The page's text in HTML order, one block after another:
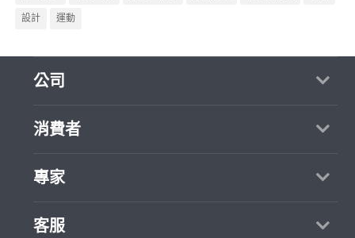
設計 運動
公司
關於我們
部落格
加入我們
消費者
買服務
熱門服務
專家
找案件
客服